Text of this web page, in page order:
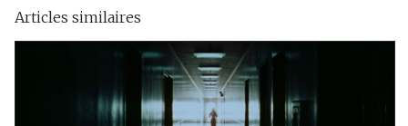
Articles similaires